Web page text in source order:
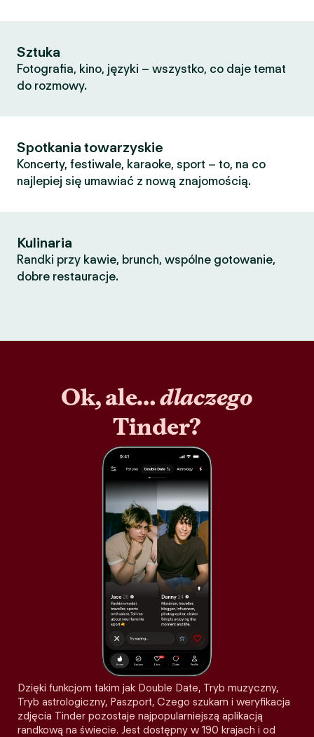
Sztuka
Fotografia, kino, języki – wszystko, co daje temat
do rozmowy.
Spotkania towarzyskie
Koncerty, festiwale, karaoke, sport – to, na co
najlepiej się umawiać z nową znajomością.
Kulinaria
Randki przy kawie, brunch, wspólne gotowanie,
dobre restauracje.
Ok, ale…dlaczego
Tinder?
Dzięki funkcjom takim jak Double Date, Tryb muzyczny,
Tryb astrologiczny, Paszport, Czego szukam i weryfikacja
zdjęcia Tinder pozostaje najpopularniejszą aplikacją
randkową na świecie. Jest dostępny w 190 krajach i od